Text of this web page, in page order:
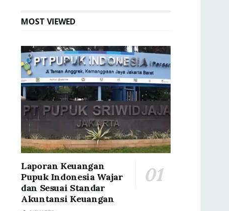
MOST VIEWED
Laporan Keuangan
Pupuk Indonesia Wajar
dan Sesuai Standar
Akuntansi Keuangan